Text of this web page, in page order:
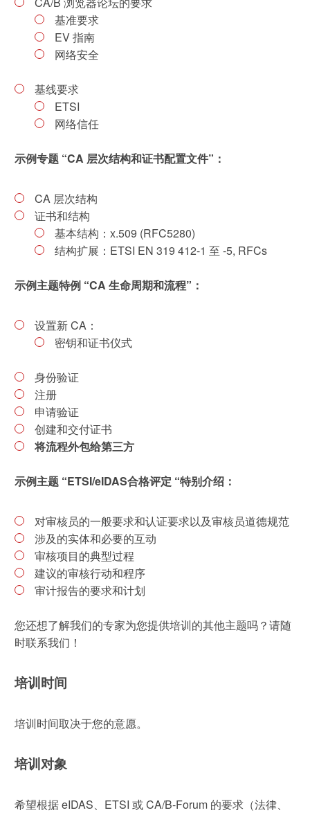
基准要求
EV 指南
网络安全
基线要求
ETSI
网络信任
示例专题 “CA 层次结构和证书配置文件”：
CA 层次结构
证书和结构
基本结构：x.509 (RFC5280)
结构扩展：ETSI EN 319 412-1 至 -5, RFCs
示例主题特例 “CA 生命周期和流程”：
设置新 CA：
密钥和证书仪式
身份验证
注册
申请验证
创建和交付证书
将流程外包给第三方
示例主题 “ETSI/eIDAS合格评定 “特别介绍：
对审核员的一般要求和认证要求以及审核员道德规范
涉及的实体和必要的互动
审核项目的典型过程
建议的审核行动和程序
审计报告的要求和计划
您还想了解我们的专家为您提供培训的其他主题吗？请随
时联系我们！
培训时间
培训时间取决于您的意愿。
培训对象
希望根据 eIDAS、ETSI 或 CA/B-Forum 的要求（法律、